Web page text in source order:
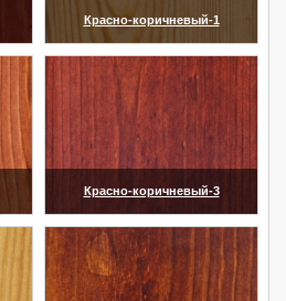
Красно-коричневый-1
Красно-коричневый-3